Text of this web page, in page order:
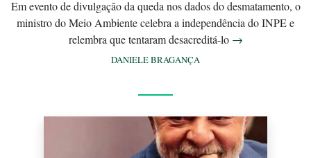
Em evento de divulgação da queda nos dados do desmatamento, o
ministro do Meio Ambiente celebra a independência do INPE e
relembra que tentaram desacreditá-lo →
DANIELE BRAGANÇA